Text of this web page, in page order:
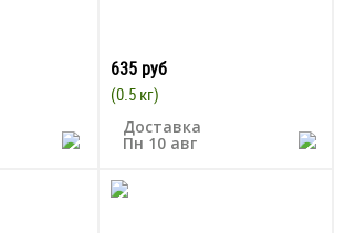
635 руб
(0.5 кг)
Доставка
Пн 10 авг